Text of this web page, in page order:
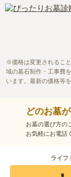
お寺によっ
す。
口コミ評価
価格は変更されるこ
域の墓石制作・工事費
います。最新の価格等
どのお墓
お墓の選び方の
お気軽にお電話
ライフ